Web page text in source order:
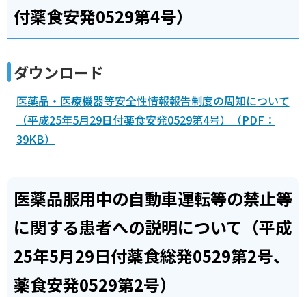
付薬食安発0529第4号）
ダウンロード
医薬品・医療機器等安全性情報報告制度の周知について
（平成25年5月29日付薬食安発0529第4号）（PDF：
39KB）
医薬品服用中の自動車運転等の禁止等
に関する患者への説明について（平成
25年5月29日付薬食総発0529第2号、
薬食安発0529第2号）